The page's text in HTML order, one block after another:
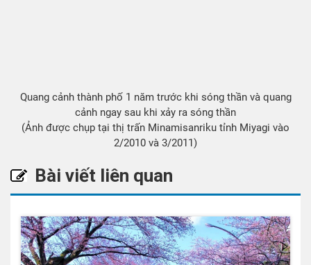
Quang cảnh thành phố 1 năm trước khi sóng thần và quang
cảnh ngay sau khi xảy ra sóng thần
(Ảnh được chụp tại thị trấn Minamisanriku tỉnh Miyagi vào
2/2010 và 3/2011)
Bài viết liên quan